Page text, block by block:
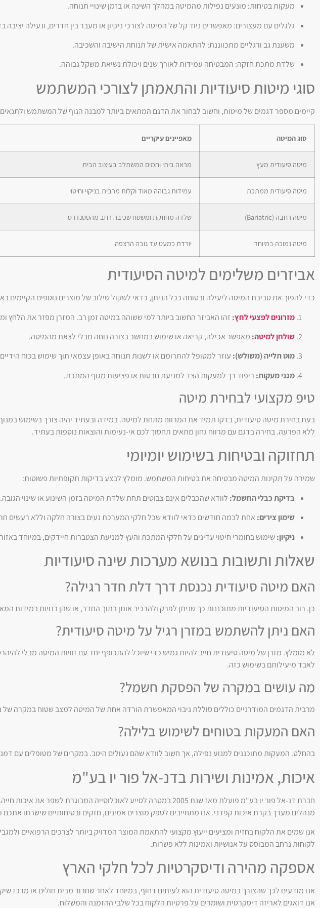
מעקות בטיחות: מונעים נפילות מהמיטה במהלך השינה או בזמן שינויי תנוחה.
גלגלים עם מעצורים: מאפשרים ניוד קל של המיטה לצורכי ניקיון או מעבר בין חדרים, ונעילה יציבה
משענת גב ורגליים מתכווננת: להתאמה אישית של תנוחת הישיבה והשכיבה.
שלדת מתכת חזקה: המבטיחה עמידות לאורך שנים ויכולת נשיאת משקל גבוהה.
סוגי מיטות סיעודיות והתאמתן לצורכי המשתמש
קיימים מספר דגמים של מיטות, וחשוב לבחור את הדגם המתאים ביותר למבנה הגוף של המשתמש ולתנאים
סוג המיטה מאפיינים עיקריים
מיטה סיעודית מעץ מראה ביתי וחמים המשתלב בעיצוב הבית
מיטה סיעודית ממתכת עמידות גבוהה מאוד וקלות מרבית בניקוי וחיטוי
מיטה רחבה (Bariatric) שלדה מחוזקת ומשטח שכיבה רחב מהסטנדרט
מיטה נמוכה במיוחד יורדת כמעט עד גובה הרצפה
אביזרים משלימים למיטה הסיעודית
כדי להפוך את סביבת המיטה ליעילה ובטוחה ככל הניתן, כדאי לשקול שילוב של מוצרים נוספים הקיימים
מזרונים לפצעי לחץ: זהו האביזר החשוב ביותר למי ששוהה במיטה זמן רב. המזרן מפזר את הלחץ
שולחן למיטה: מאפשר אכילה, קריאה או שימוש במחשב בצורה נוחה מבלי לצאת מהמיטה.
מוט תלייה (משולש): עוזר למטופל להתרומם או לשנות תנוחה באופן עצמאי תוך שימוש בכוח
מגני מעקות: ריפוד רך למעקות הצד למניעת חבטות או פציעות מגוף המתכת.
טיפ מקצועי לבחירת מיטה
בעת בחירת מיטה סיעודית, בדקו תמיד את המרווח מתחת למיטה. במידה ובעתיד יהיה צורך בשימוש
ללא הפרעה. בחירה בדגם עם מרווח גחון מתאים תחסוך לכם אי-נעימות והוצאות נוספות בעתיד.
תחזוקה ובטיחות בשימוש יומיומי
שמירה על תקינות המיטה מבטיחה את בטיחות המשתמש. מומלץ לבצע בדיקות תקופתיות פשוטות:
בדיקת כבלי החשמל: לוודא שהכבלים אינם צבוטים תחת שלדת המיטה בזמן השינוע או שינוי הגובה.
שימון צירים: אחת לכמה חודשים כדאי לוודא שכל חלקי המערכת נעים בצורה חלקה וללא רעשים
ניקיון:שימוש בחומרי חיטוי עדינים על חלקי המתכת והעץ למניעת הצטברות חיידקים, במיוחד
שאלות ותשובות בנושא מערכות שינה סיעודיות
האם מיטה סיעודית נכנסת דרך דלת חדר רגילה?
כן. רוב המיטות הסיעודיות מתוכננות כך שניתן לפרק ולהרכיב אותן בתוך החדר, או שהן בנויות במידות
האם ניתן להשתמש במזרן רגיל על מיטה סיעודית?
לא מומלץ. מזרן של מיטה סיעודית חייב להיות גמיש כדי שיוכל להתכופף יחד עם זוויות המיטה מבלי
לאבד מיעילותם בשימוש כזה.
מה עושים במקרה של הפסקת חשמל?
מרבית הדגמים המודרניים כוללים סוללת גיבוי המאפשרת הורדה אחת של המיטה למצב שטוח במקרה
האם המעקות בטוחים לשימוש בלילה?
בהחלט. המעקות מתוכננים למנוע נפילה, אך חשוב לוודא שהם נעולים היטב. במקרים של מטופלים עם
איכות, אמינות ושירות בדנ-אל פור יו בע"מ
חברת דנ-אל פור יו בע"מ פועלת מאז שנת 2005 במטרה לסייע לאוכלוסייה
מנהלים מערך בקרת איכות קפדני. אנו מתחייבים לספק מוצרים אמינים, חזקים ובטיחותיים שישרתו אתכם
אנו שמים את הלקוח בחזית ומציעים ייעוץ מקצועי להתאמת המוצר המדויק ביותר לצרכים הרפואיים
לקוחות נרחב המבוסס על אנושיות ואמינות ללא פשרות.
אספקה מהירה ודיסקרטיות לכל חלקי הארץ
אנו דואגים לאריזה דיסקרטית ושומרים על פרטיות הלקוח בכל שלבי ההזמנה והמשלוח.